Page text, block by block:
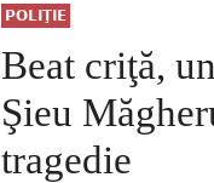
POLIŢIE
Beat criţă,
Şieu
tragedie